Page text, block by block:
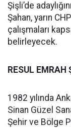
Şişli’de
Şahan, yarın
çalışmaları
belirleyecek.
RESUL
1982 yılında
Sinan Güzel
Şehir ve Bölge